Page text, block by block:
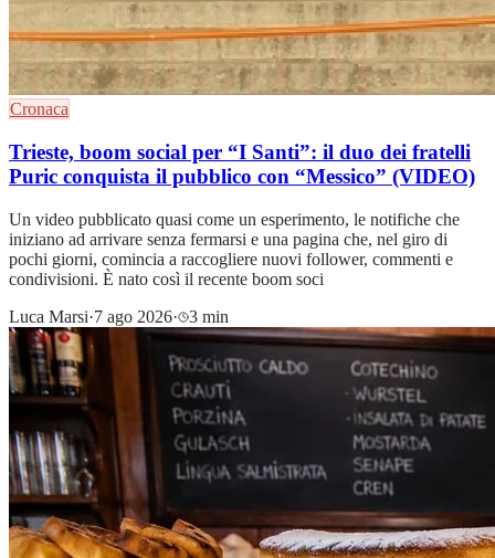
Cronaca
Trieste, boom social per “I Santi”: il duo dei fratelli
Puric conquista il pubblico con “Messico” (VIDEO)
Un video pubblicato quasi come un esperimento, le notifiche che
iniziano ad arrivare senza fermarsi e una pagina che, nel giro di
pochi giorni, comincia a raccogliere nuovi follower, commenti e
condivisioni. È nato così il recente boom soci
Luca Marsi·7 ago 2026· 3 min